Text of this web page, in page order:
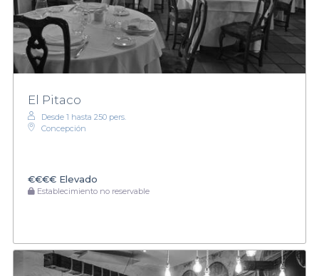
El Pitaco
Desde 1 hasta 250 pers.
Concepción
€€€€ Elevado
Establecimiento no reservable